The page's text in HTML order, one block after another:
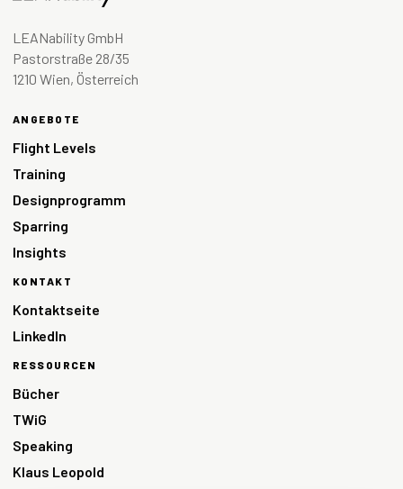
LEANability GmbH
Pastorstraße 28/35
1210 Wien, Österreich
ANGEBOTE
Flight Levels
Training
Designprogramm
Sparring
Insights
KONTAKT
Kontaktseite
LinkedIn
RESSOURCEN
Bücher
TWiG
Speaking
Klaus Leopold